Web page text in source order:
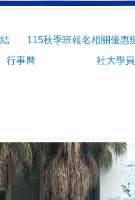
115秋季班報名相關優惠
行事曆 社大學